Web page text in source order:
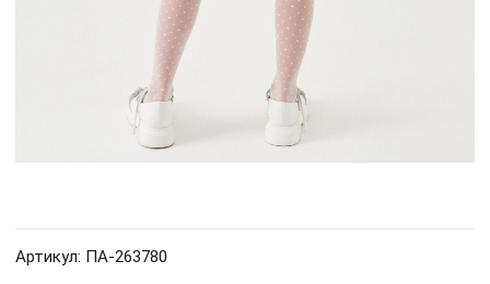
Артикул: ПА-263780